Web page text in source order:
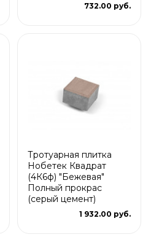
732.00 руб.
Тротуарная плитка
Нобетек Квадрат
(4К6ф) "Бежевая"
Полный прокрас
(серый цемент)
1 932.00 руб.